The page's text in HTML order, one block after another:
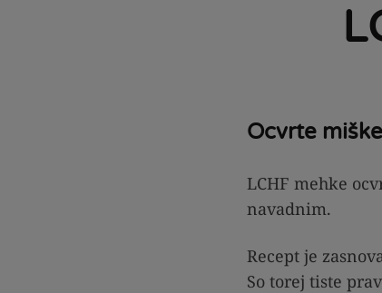
Ocvrte
LCHF mehke
navadnim.
Recept je
So torej tiste